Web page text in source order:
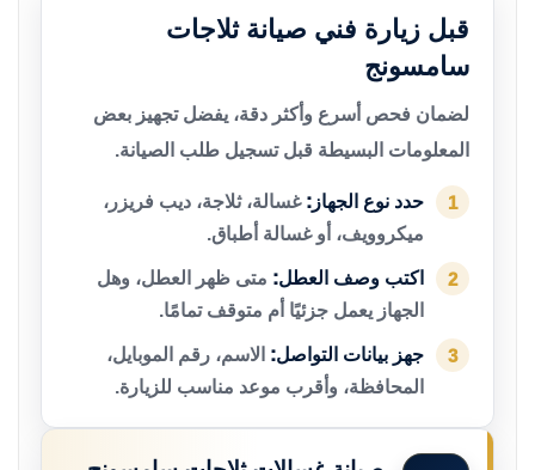
قبل زيارة فني صيانة ثلاجات
سامسونج
لضمان فحص أسرع وأكثر دقة، يفضل تجهيز بعض
المعلومات البسيطة قبل تسجيل طلب الصيانة.
1 حدد نوع الجهاز: غسالة، ثلاجة، ديب فريزر،
ميكروويف، أو غسالة أطباق.
2 اكتب وصف العطل: متى ظهر العطل، وهل
الجهاز يعمل جزئيًا أم متوقف تمامًا.
3 جهز بيانات التواصل: الاسم، رقم الموبايل،
المحافظة، وأقرب موعد مناسب للزيارة.